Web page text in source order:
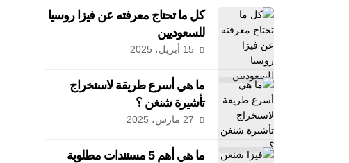
كل ما تحتاج معرفته عن فيزا روسيا
للسعوديين
15 أبريل، 2025
ما هي أسرع طريقة لاستخراج
تأشيرة شنغن ؟
27 مارس، 2025
ما هي أهم 5 مستندات مطلوبة